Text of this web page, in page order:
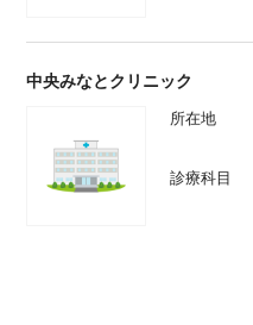
中央みなとクリニック
所在地
診療科目